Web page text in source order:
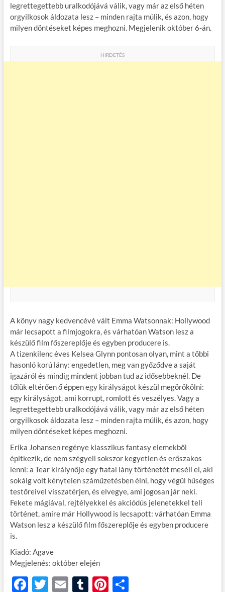
legrettegettebb uralkodójává válik, vagy már az első héten
orgyilkosok áldozata lesz – minden rajta múlik, és azon, hogy
milyen döntéseket képes meghozni. Megjelenik október 6-án.
HIRDETÉS
A könyv nagy kedvencévé vált Emma Watsonnak: Hollywood
már lecsapott a filmjogokra, és várhatóan Watson lesz a
készülő film főszereplője és egyben producere is.
A tizenkilenc éves Kelsea Glynn pontosan olyan, mint a többi
hasonló korú lány: engedetlen, meg van győződve a saját
igazáról és mindig mindent jobban tud az idősebbeknél. De
tőlük eltérően ő éppen egy királyságot készül megörökölni:
egy királyságot, ami korrupt, romlott és veszélyes. Vagy a
legrettegettebb uralkodójává válik, vagy már az első héten
orgyilkosok áldozata lesz – minden rajta múlik, és azon, hogy
milyen döntéseket képes meghozni.
Erika Johansen regénye klasszikus fantasy elemekből
építkezik, de nem szégyell sokszor kegyetlen és erőszakos
lenni: a Tear királynője egy fiatal lány történetét meséli el, aki
sokáig volt kénytelen száműzetésben élni, hogy végül hűséges
testőreivel visszatérjen, és elvegye, ami jogosan jár neki.
Fekete mágiával, rejtélyekkel és akciódús jelenetekkel teli
történet, amire már Hollywood is lecsapott: várhatóan Emma
Watson lesz a készülő film főszereplője és egyben producere
is.
Kiadó: Agave
Megjelenés: október elején
F T E T Pi O